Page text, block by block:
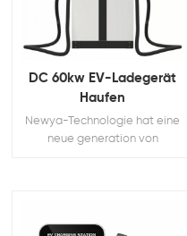
DC 60kw EV-Ladegerät
Haufen
Newya-Technologie hat eine
neue generation von
Haufen unabhängig erforscht